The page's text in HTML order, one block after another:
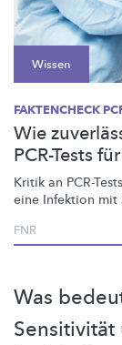
Wissen
FAKTENCHECK
Wie
PCR-Tests
Kritik an PCR-
eine Infektion mit
FNR
Was